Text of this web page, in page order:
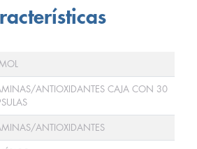
ANTIOXIDANTES CAJA CON 30
ANTIOXIDANTES